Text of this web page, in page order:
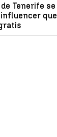
Tenerife se
que